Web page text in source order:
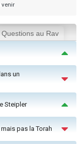
venir
Questions au Rav
un
Steipler
pas la Torah